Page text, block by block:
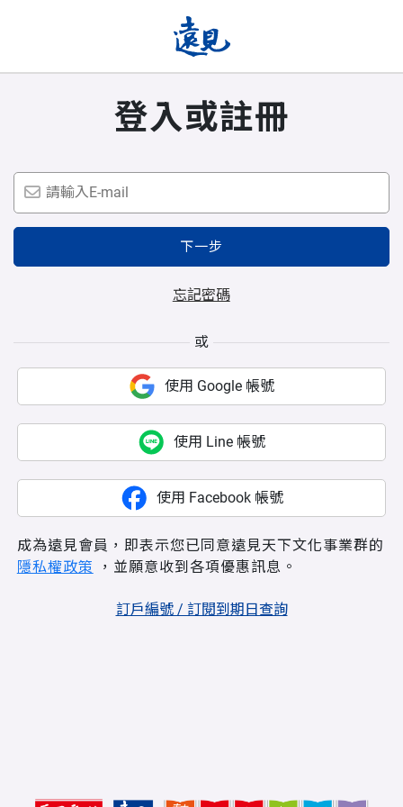
登入或註冊
下一步
忘記密碼
或
使用 Google 帳號
使用 Line 帳號
使用 Facebook 帳號
成為遠見會員，即表示您已同意遠見天下文化事業群的
隱私權政策 ，並願意收到各項優惠訊息。
訂戶編號 / 訂閱到期日查詢